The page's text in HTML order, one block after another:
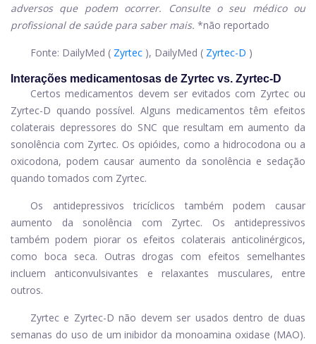
adversos que podem ocorrer. Consulte o seu médico ou
profissional de saúde para saber mais. *não reportado
Fonte: DailyMed ( Zyrtec ), DailyMed ( Zyrtec-D )
Interações medicamentosas de Zyrtec vs. Zyrtec-D
Certos medicamentos devem ser evitados com Zyrtec ou
Zyrtec-D quando possível. Alguns medicamentos têm efeitos
colaterais depressores do SNC que resultam em aumento da
sonolência com Zyrtec. Os opióides, como a hidrocodona ou a
oxicodona, podem causar aumento da sonolência e sedação
quando tomados com Zyrtec.
Os antidepressivos tricíclicos também podem causar
aumento da sonolência com Zyrtec. Os antidepressivos
também podem piorar os efeitos colaterais anticolinérgicos,
como boca seca. Outras drogas com efeitos semelhantes
incluem anticonvulsivantes e relaxantes musculares, entre
outros.
Zyrtec e Zyrtec-D não devem ser usados ​​dentro de duas
semanas do uso de um inibidor da monoamina oxidase (MAO).